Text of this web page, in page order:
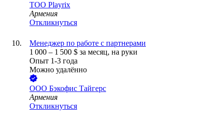
ТОО Playrix
Армения
Откликнуться
Менеджер по работе с партнерами
1 000 – 1 500 $ за месяц, на руки
Опыт 1-3 года
Можно удалённо
ООО Бэкофис Тайгерс
Армения
Откликнуться